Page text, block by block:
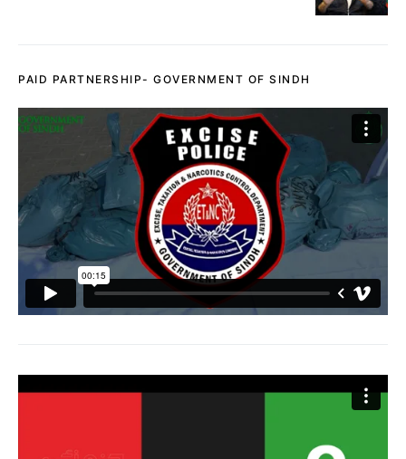
PAID PARTNERSHIP- GOVERNMENT OF SINDH